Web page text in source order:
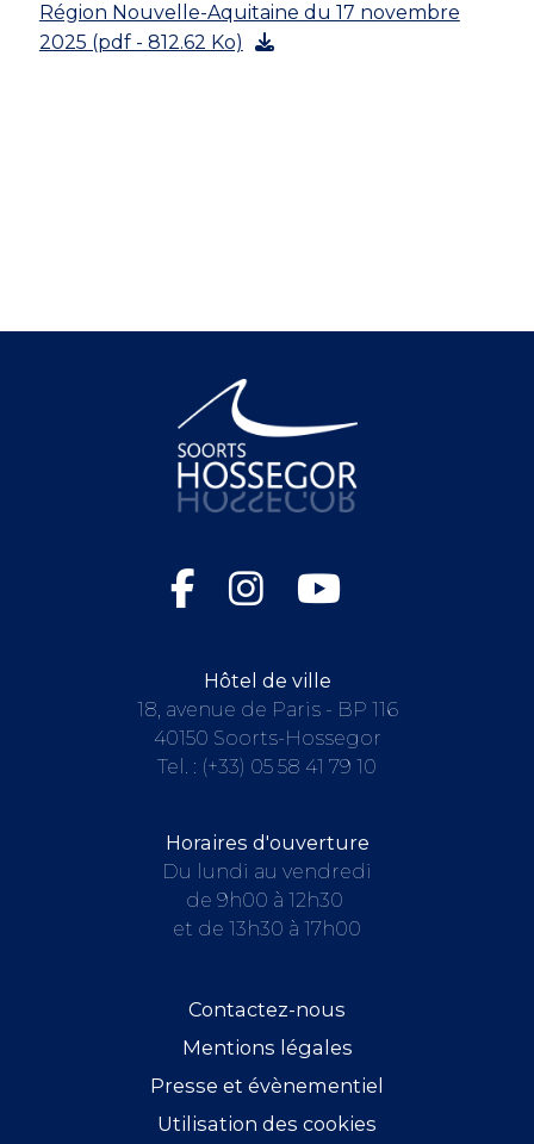
Région Nouvelle-Aquitaine du 17 novembre
2025 (pdf - 812.62 Ko)
Hôtel de ville
18, avenue de Paris - BP 116
40150 Soorts-Hossegor
Tel. : (+33) 05 58 41 79 10
Horaires d'ouverture
Du lundi au vendredi
de 9h00 à 12h30
et de 13h30 à 17h00
Contactez-nous
Mentions légales
Presse et évènementiel
Utilisation des cookies